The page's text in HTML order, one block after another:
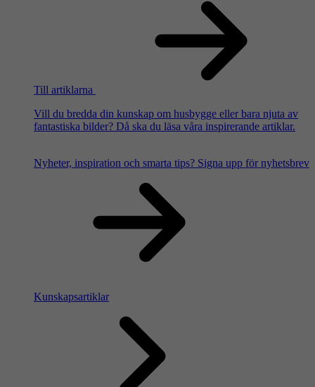
Till artiklarna
Vill du bredda din kunskap om husbygge eller bara njuta av
fantastiska bilder? Då ska du läsa våra inspirerande artiklar.
Nyheter, inspiration och smarta tips? Signa upp för nyhetsbrev
Kunskapsartiklar